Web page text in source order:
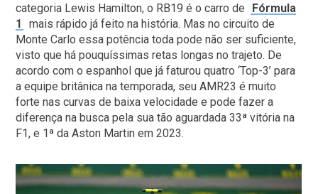
categoria Lewis Hamilton, o RB19 é o carro de
Fórmula
1
mais rápido já feito na história. Mas no circuito de
Monte Carlo essa potência toda pode não ser suficiente,
visto que há pouquíssimas retas longas no trajeto. De
acordo com o espanhol que já faturou quatro ‘Top-3’ para
a equipe britânica na temporada, seu AMR23 é muito
forte nas curvas de baixa velocidade e pode fazer a
diferença na busca pela sua tão aguardada 33ª vitória na
F1, e 1ª da Aston Martin em 2023.